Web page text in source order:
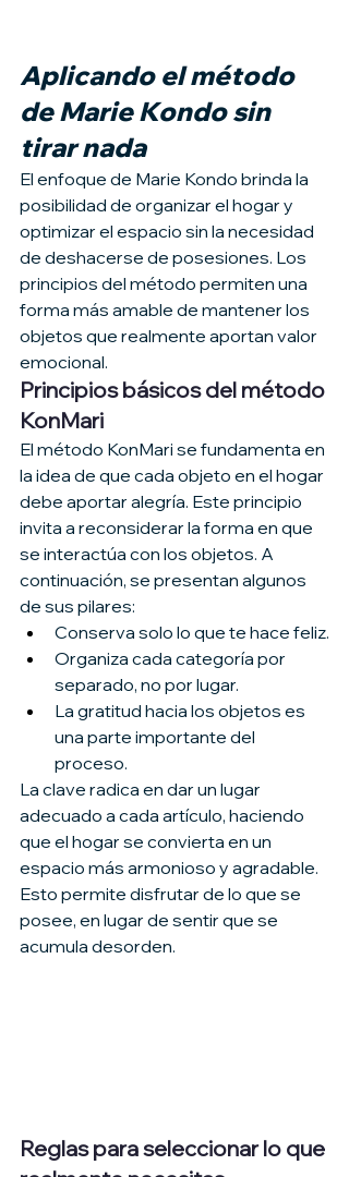
Aplicando el método
de Marie Kondo sin
tirar nada
El enfoque de Marie Kondo brinda la
posibilidad de organizar el hogar y
optimizar el espacio sin la necesidad
de deshacerse de posesiones. Los
principios del método permiten una
forma más amable de mantener los
objetos que realmente aportan valor
emocional.
Principios básicos del método
KonMari
El método KonMari se fundamenta en
la idea de que cada objeto en el hogar
debe aportar alegría. Este principio
invita a reconsiderar la forma en que
se interactúa con los objetos. A
continuación, se presentan algunos
de sus pilares:
Conserva solo lo que te hace feliz.
Organiza cada categoría por
separado, no por lugar.
La gratitud hacia los objetos es
una parte importante del
proceso.
La clave radica en dar un lugar
adecuado a cada artículo, haciendo
que el hogar se convierta en un
espacio más armonioso y agradable.
Esto permite disfrutar de lo que se
posee, en lugar de sentir que se
acumula desorden.
Reglas para seleccionar lo que